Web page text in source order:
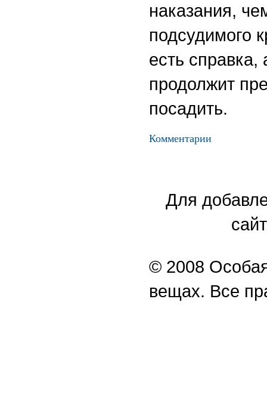
наказания,
подсудимого
есть справка,
продолжит
посадить.
Комментарии
Для
© 2008
вещах. Все